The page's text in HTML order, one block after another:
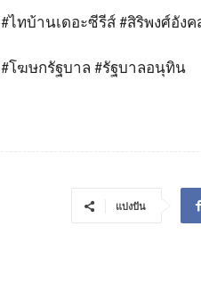
#ไทบ้านเดอะซีรีส์ #สิริพงศ์อังค
#โฆษกรัฐบาล #รัฐบาลอนุทิน
แบ่งปัน